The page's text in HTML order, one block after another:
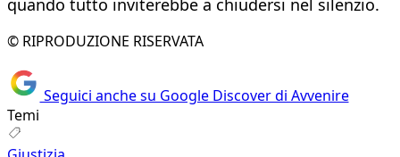
quando tutto inviterebbe a chiudersi nel silenzio.
© RIPRODUZIONE RISERVATA
Seguici anche su Google Discover di Avvenire
Temi